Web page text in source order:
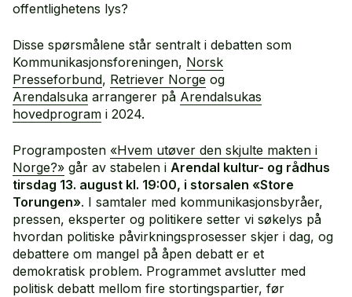
offentlighetens lys?
Disse spørsmålene står sentralt i debatten som
Kommunikasjonsforeningen, Norsk
Presseforbund, Retriever Norge og
Arendalsuka arrangerer på Arendalsukas
hovedprogram i 2024.
Programposten «Hvem utøver den skjulte makten i
Norge?» går av stabelen i Arendal kultur- og rådhus
tirsdag 13. august kl. 19:00, i storsalen «Store
Torungen». I samtaler med kommunikasjonsbyråer,
pressen, eksperter og politikere setter vi søkelys på
hvordan politiske påvirkningsprosesser skjer i dag, og
debattere om mangel på åpen debatt er et
demokratisk problem. Programmet avslutter med
politisk debatt mellom fire stortingspartier, før